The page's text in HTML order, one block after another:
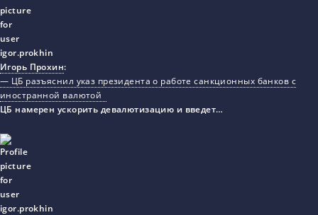
Игорь Прохин:
— ЦБ разъяснил указ президента о работе санкционных банков с
иностранной валютой
ЦБ намерен ускорить девалютизацию и введет…